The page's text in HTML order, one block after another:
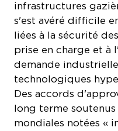
s'est avéré difficile
liées à la sécurité
prise en charge et à
demande
technologiques
Des accords
long terme soutenus
mondiales notées «
pourraient fournir